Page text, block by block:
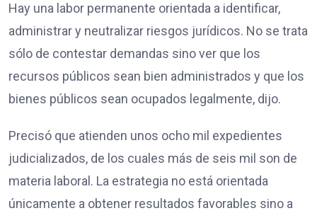
Hay una labor permanente orientada a identificar,
administrar y neutralizar riesgos jurídicos. No se trata
sólo de contestar demandas sino ver que los
recursos públicos sean bien administrados y que los
bienes públicos sean ocupados legalmente, dijo.
Precisó que atienden unos ocho mil expedientes
judicializados, de los cuales más de seis mil son de
materia laboral. La estrategia no está orientada
únicamente a obtener resultados favorables sino a